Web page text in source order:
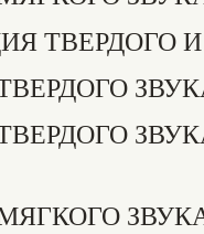
ТВЕРДОГО
ЗВУКА